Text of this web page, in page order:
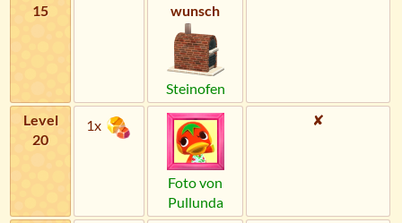
15
wunsch
Steinofen
Level
20
1x
Foto von
Pullunda
✘